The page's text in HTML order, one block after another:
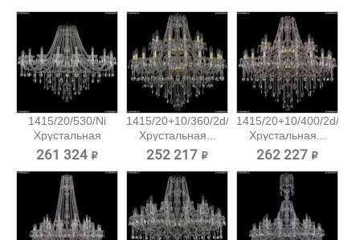
1415/20/530/Ni
Хрустальная
подвесная...
261 324 ₽
1415/20+10/360/2d/G
Хрустальная...
252 217 ₽
1415/20+10/400/2d/G
Хрустальная...
262 227 ₽